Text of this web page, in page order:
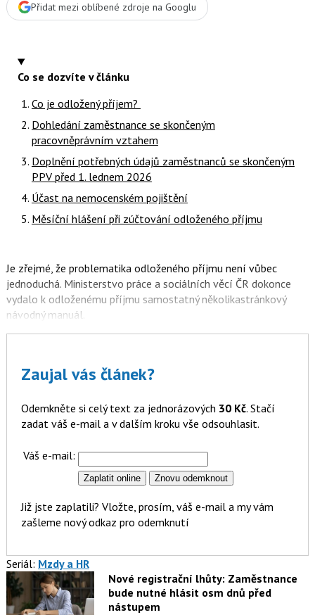
Přidat mezi oblíbené zdroje na Googlu
Co se dozvíte v článku
Co je odložený příjem?
Dohledání zaměstnance se skončeným
pracovněprávním vztahem
Doplnění potřebných údajů zaměstnanců se skončeným
PPV před 1. lednem 2026
Účast na nemocenském pojištění
Měsíční hlášení při zúčtování odloženého příjmu
Je zřejmé, že problematika odloženého příjmu není vůbec
jednoduchá. Ministerstvo práce a sociálních věcí ČR dokonce
vydalo k odloženému příjmu samostatný několikastránkový
návodný manuál.
Zaujal vás článek?
Odemkněte si celý text za jednorázových 30 Kč. Stačí
zadat váš e-mail a v dalším kroku vše odsouhlasit.
Váš e-mail:
Již jste zaplatili? Vložte, prosím, váš e-mail a my vám
zašleme nový odkaz pro odemknutí
Seriál: Mzdy a HR
Nové registrační lhůty: Zaměstnance
bude nutné hlásit osm dnů před
nástupem